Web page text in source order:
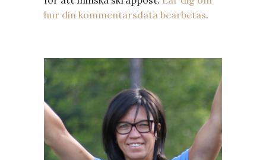
hur din kommentarsdata bearbetas.